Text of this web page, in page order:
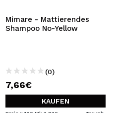
Mimare - Mattierendes
Shampoo No-Yellow
(0)
7,66€
KAUFEN